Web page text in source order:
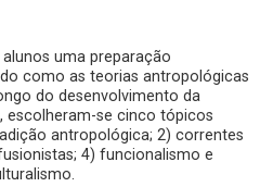
uma preparação
como as teorias antropológicas
do desenvolvimento da
escolheram-se cinco tópicos
antropológica; 2) correntes
4) funcionalismo e